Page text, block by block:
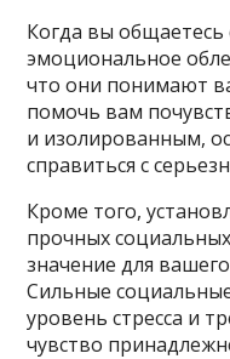
Когда вы
эмоциональное
что они понимают
помочь вам
и изолированным,
справиться с
Кроме того,
прочных
значение для
Сильные
уровень стресса и
чувство